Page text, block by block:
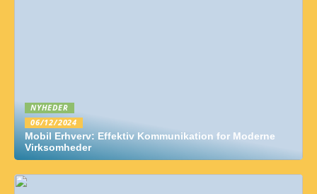
NYHEDER
06/12/2024
Mobil Erhverv: Effektiv Kommunikation for Moderne
Virksomheder